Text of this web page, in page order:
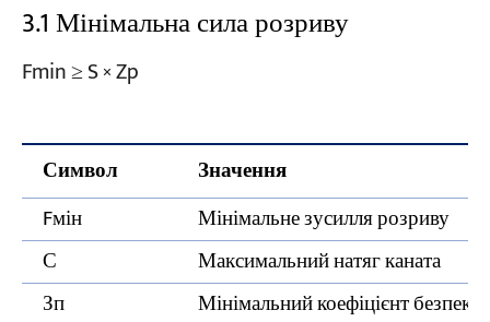
3.1 Мінімальна сила розриву
Fmin ≥ S × Zp
Символ
Значення
Fмін
Мінімальне зусилля розриву
С
Максимальний натяг каната
Зп
Мінімальний коефіцієнт безпеки